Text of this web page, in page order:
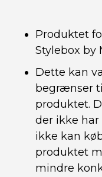
Produktet
Stylebox by
Dette kan
begrænser
produktet.
der ikke har
ikke kan
produktet
mindre